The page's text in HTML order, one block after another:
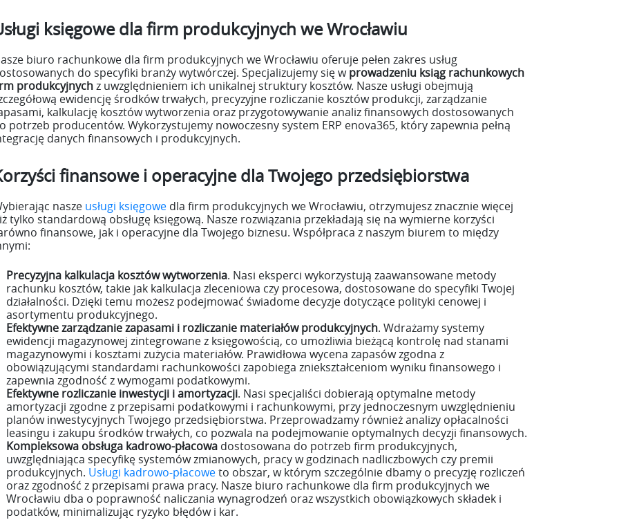
księgowe dla firm produkcyjnych we Wrocławiu
biuro rachunkowe dla firm produkcyjnych we Wrocławiu oferuje pełen zakres usług
do specyfiki branży wytwórczej. Specjalizujemy się wprowadzeniu ksiąg rachunkowych
produkcyjnychz uwzględnieniem ich unikalnej struktury kosztów. Nasze usługi obejmują
ewidencję środków trwałych, precyzyjne rozliczanie kosztów produkcji, zarządzanie
kalkulację kosztów wytworzenia oraz przygotowywanie analiz finansowych dostosowanych
potrzeb producentów. Wykorzystujemy nowoczesny system ERP enova365, który zapewnia pełną
danych finansowych i produkcyjnych.
finansowe i operacyjne dla Twojego przedsiębiorstwa
nasze usługi księgowe dla firm produkcyjnych we Wrocławiu, otrzymujesz znacznie więcej
tylko standardową obsługę księgową. Nasze rozwiązania przekładają się na wymierne korzyści
finansowe, jak i operacyjne dla Twojego biznesu. Współpraca z naszym biurem to między
Precyzyjna kalkulacja kosztów wytworzenia. Nasi eksperci wykorzystują zaawansowane metody
rachunku kosztów, takie jak kalkulacja zleceniowa czy procesowa, dostosowane do specyfiki Twojej
działalności. Dzięki temu możesz podejmować świadome decyzje dotyczące polityki cenowej i
asortymentu produkcyjnego.
Efektywne zarządzanie zapasami i rozliczanie materiałów produkcyjnych. Wdrażamy systemy
ewidencji magazynowej zintegrowane z księgowością, co umożliwia bieżącą kontrolę nad stanami
magazynowymi i kosztami zużycia materiałów. Prawidłowa wycena zapasów zgodna z
obowiązującymi standardami rachunkowości zapobiega zniekształceniom wyniku finansowego i
zapewnia zgodność z wymogami podatkowymi.
Efektywne rozliczanie inwestycji i amortyzacji. Nasi specjaliści dobierają optymalne metody
amortyzacji zgodne z przepisami podatkowymi i rachunkowymi, przy jednoczesnym uwzględnieniu
planów inwestycyjnych Twojego przedsiębiorstwa. Przeprowadzamy również analizy opłacalności
leasingu i zakupu środków trwałych, co pozwala na podejmowanie optymalnych decyzji finansowych.
Kompleksowa obsługa kadrowo-płacowa dostosowana do potrzeb firm produkcyjnych,
uwzględniająca specyfikę systemów zmianowych, pracy w godzinach nadliczbowych czy premii
produkcyjnych. Usługi kadrowo-płacoweto obszar, w którym szczególnie dbamy o precyzję rozliczeń
oraz zgodność z przepisami prawa pracy. Nasze biuro rachunkowe dla firm produkcyjnych we
Wrocławiu dba o poprawność naliczania wynagrodzeń oraz wszystkich obowiązkowych składek i
podatków, minimalizując ryzyko błędów i kar.